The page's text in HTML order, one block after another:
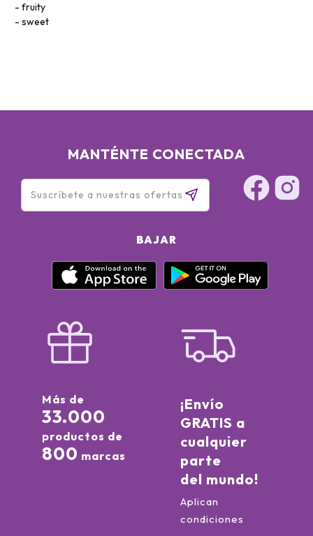
fruity
sweet
MANTÉNTE CONECTADA
BAJAR
Más de
33.000
productos de
800 marcas
¡Envío
GRATIS a
cualquier
parte
del mundo!
Aplican
condiciones